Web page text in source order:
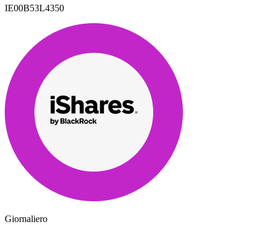
IE00B53L4350
Giornaliero